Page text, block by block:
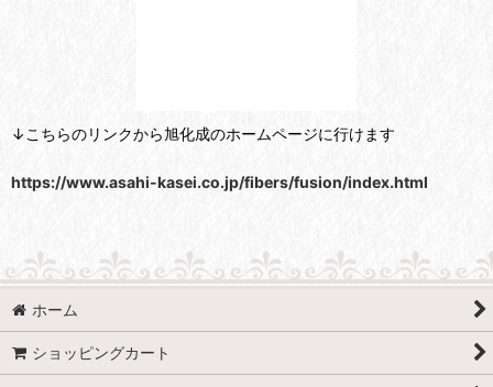
↓こちらのリンクから旭化成のホームページに行けます
https://www.asahi-kasei.co.jp/fibers/fusion/index.html
ホーム
ショッピングカート